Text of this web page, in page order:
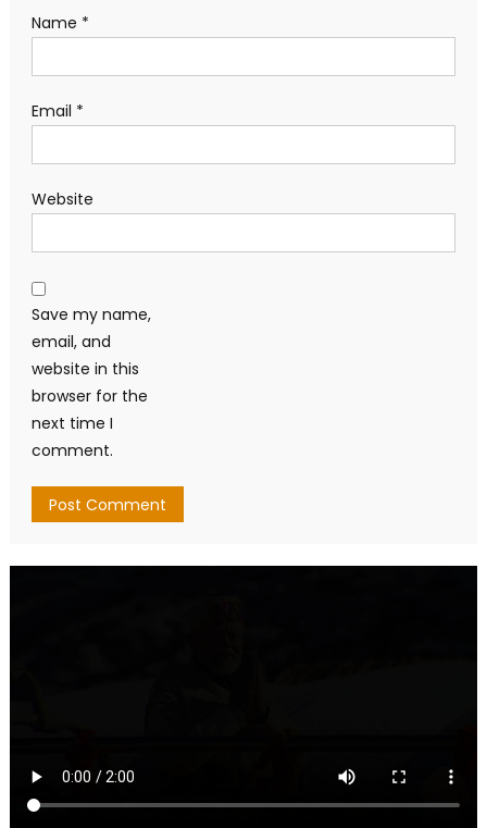
Name *
Email *
Website
Save my name,
email, and
website in this
browser for the
next time I
comment.